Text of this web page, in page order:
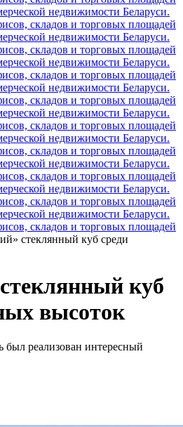
недвижимости Беларуси.
складов и торговых площадей
недвижимости Беларуси.
складов и торговых площадей
недвижимости Беларуси.
складов и торговых площадей
недвижимости Беларуси.
складов и торговых площадей
недвижимости Беларуси.
складов и торговых площадей
недвижимости Беларуси.
складов и торговых площадей
недвижимости Беларуси.
складов и торговых площадей
недвижимости Беларуси.
складов и торговых площадей
недвижимости Беларуси.
складов и торговых площадей
стеклянный куб среди
куб
высоток
был реализован интересный